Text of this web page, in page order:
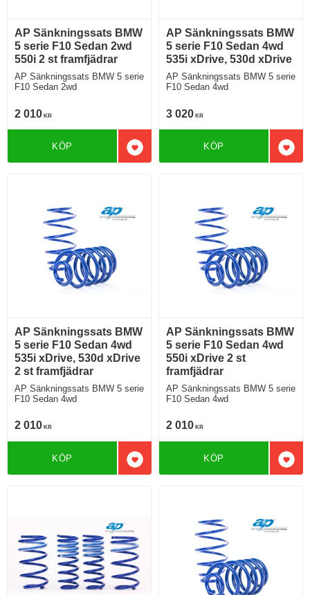
AP Sänkningssats BMW
5 serie F10 Sedan 2wd
550i 2 st framfjädrar
AP Sänkningssats BMW 5 serie
F10 Sedan 2wd
2 010 KR
Lägg till i favoriter
KÖP
AP Sänkningssats BMW
5 serie F10 Sedan 4wd
535i xDrive, 530d xDrive
AP Sänkningssats BMW 5 serie
F10 Sedan 4wd
3 020 KR
KÖP
AP Sänkningssats BMW
5 serie F10 Sedan 4wd
535i xDrive, 530d xDrive
2 st framfjädrar
AP Sänkningssats BMW 5 serie
F10 Sedan 4wd
2 010 KR
Lägg till i favoriter
KÖP
AP Sänkningssats BMW
5 serie F10 Sedan 4wd
550i xDrive 2 st
framfjädrar
AP Sänkningssats BMW 5 serie
F10 Sedan 4wd
2 010 KR
KÖP